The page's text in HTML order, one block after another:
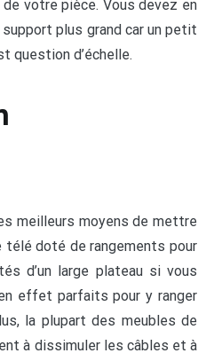
votre pièce. Vous devez en
plus grand car un petit
question d’échelle.
meilleurs moyens de mettre
télé doté de rangements pour
d’un large plateau si vous
effet parfaits pour y ranger
la plupart des meubles de
à dissimuler les câbles et à